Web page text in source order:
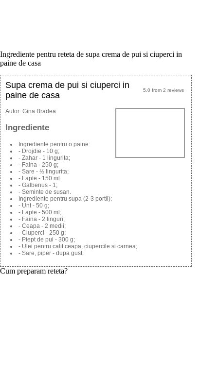
Ingrediente pentru reteta de supa crema de pui si ciuperci in
paine de casa
5.0 from 2 reviews
Supa crema de pui si ciuperci in
paine de casa
Autor: Gina Bradea
Ingrediente
Ingrediente pentru o paine:
- Drojdie - 10 g;
- Zahar - 1 lingurita;
- Faina - 250 g;
- Sare - ½ lingurita;
- Lapte - 150 ml.
- Galbenus - 1;
- Seminte de susan.
Ingrediente pentru supa (2-3 portii):
- Unt - 50 g;
- Lapte - 500 ml;
- Faina - 2 linguri;
- Ceapa - 2 medii;
- Ciuperci - 250 g;
- Piept de pui - 300 g;
- Ulei pentru calit ceapa, ciupercile si carnea;
- Sare, piper - dupa gust.
Cum preparam reteta?